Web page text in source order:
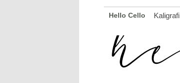
Hello Cello Kaligrafi